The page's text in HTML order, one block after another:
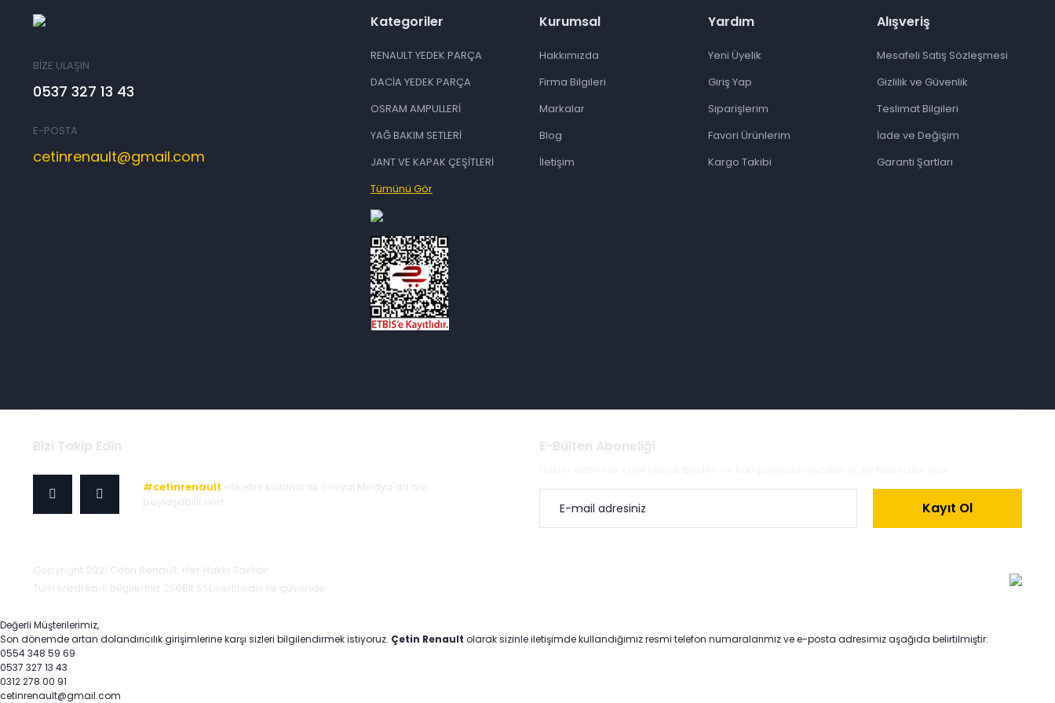
BİZE ULAŞIN
0537 327 13 43
E-POSTA
cetinrenault@gmail.com
Kategoriler
RENAULT YEDEK PARÇA
DACİA YEDEK PARÇA
OSRAM AMPULLERİ
YAĞ BAKIM SETLERİ
JANT VE KAPAK ÇEŞİTLERİ
Tümünü Gör
Kurumsal
Hakkımızda
Firma Bilgileri
Markalar
Blog
İletişim
Yardım
Yeni Üyelik
Giriş Yap
Siparişlerim
Favori Ürünlerim
Kargo Takibi
Alışveriş
Mesafeli Satış Sözleşmesi
Gizlilik ve Güvenlik
Teslimat Bilgileri
İade ve Değişim
Garanti Şartları
Bizi Takip Edin
#cetinrenault etiketini kullanarak Sosyal Medya'da bizi
paylaşabilirsiniz.
E-Bülten Aboneliği
Kayıt Ol
Copyright 2021 Cetin Renault. Her Hakkı Saklıdır.
Tüm kredi kartı bilgileriniz 256Bit SSL sertifikası ile güvende.
Değerli Müşterilerimiz,
Son dönemde artan dolandırıcılık girişimlerine karşı sizleri bilgilendirmek istiyoruz. Çetin Renault olarak sizinle iletişimde kullandığımız resmi telefon numaralarımız ve e-posta adresimiz aşağıda belirtilmiştir:
0554 348 59 69
0537 327 13 43
0312 278 00 91
cetinrenault@gmail.com